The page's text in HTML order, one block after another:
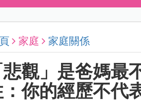
家庭 家庭關係
悲觀」是爸媽
你的經歷不代